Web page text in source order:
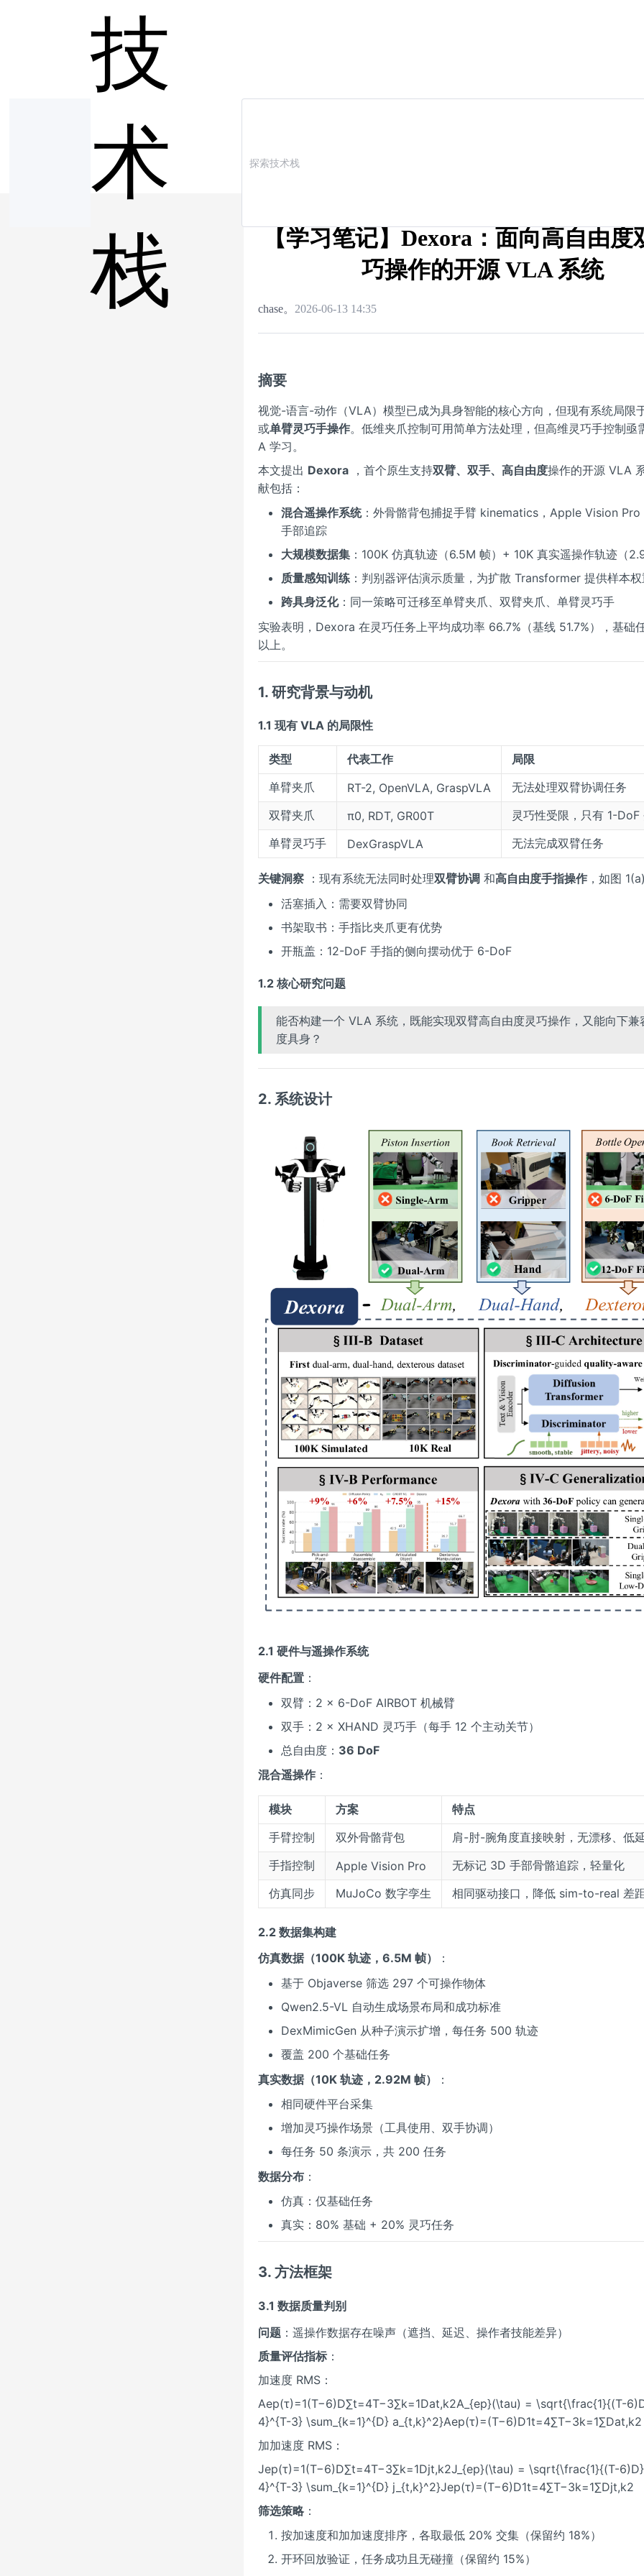
技
术
栈
【学习笔记】Dexora：面向高自由度
巧操作的开源 VLA 系统
chase。 2026-06-13 14:35
摘要
视觉-语言-动作（VLA）模型已成为具身智能的核心方向，但现有系统局限
或单臂灵巧手操作。低维夹爪控制可用简单方法处理，但高维灵巧手控制亟
A 学习。
本文提出 Dexora ，首个原生支持双臂、双手、高自由度操作的开源 VLA
献包括：
混合遥操作系统：外骨骼背包捕捉手臂 kinematics，Apple Vision Pro
手部追踪
大规模数据集 ：100K 仿真轨迹（6.5M 帧）+ 10K 真实遥操作轨迹（
质量感知训练 ：判别器评估演示质量，为扩散 Transformer 提供样本
跨具身泛化：同一策略可迁移至单臂夹爪、双臂夹爪、单臂灵巧手
实验表明，Dexora 在灵巧任务上平均成功率 66.7%（基线 51.7%），基础
以上。
1. 研究背景与动机
1.1 现有 VLA 的局限性
类型 代表工作
局限
单臂夹爪
RT-2, OpenVLA, GraspVLA
无法处理双臂协调任务
双臂夹爪
π0, RDT, GR00T
灵巧性受限，只有 1-DoF
单臂灵巧手
DexGraspVLA 无法完成双臂任务
关键洞察 ：现有系统无法同时处理双臂协调 和高自由度手指操作 ，如图
活塞插入：需要双臂协同
书架取书：手指比夹爪更有优势
开瓶盖：12-DoF 手指的侧向摆动优于 6-DoF
1.2 核心研究问题
能否构建一个 VLA 系统，既能实现双臂高自由度灵巧操作，又能向下兼
度具身？
2. 系统设计
2.1 硬件与遥操作系统
硬件配置 ：
双臂：2 × 6-DoF AIRBOT 机械臂
双手：2 × XHAND 灵巧手（每手 12 个主动关节）
总自由度： 36 DoF
混合遥操作 ：
模块 方案
特点
手臂控制
双外骨骼背包
肩-肘-腕角度直接映射，无漂移、低
手指控制
Apple Vision Pro
无标记 3D 手部骨骼追踪，轻量化
仿真同步
MuJoCo 数字孪生 相同驱动接口，降低 sim-to-real 差
2.2 数据集构建
仿真数据（100K 轨迹，6.5M 帧）
：
基于 Objaverse 筛选 297 个可操作物体
Qwen2.5-VL 自动生成场景布局和成功标准
DexMimicGen 从种子演示扩增，每任务 500 轨迹
覆盖 200 个基础任务
真实数据（10K 轨迹，2.92M 帧）
：
相同硬件平台采集
增加灵巧操作场景（工具使用、双手协调）
每任务 50 条演示，共 200 任务
数据分布 ：
仿真：仅基础任务
真实：80% 基础 + 20% 灵巧任务
3. 方法框架
3.1 数据质量判别
问题 ：遥操作数据存在噪声（遮挡、延迟、操作者技能差异）
质量评估指标 ：
加速度 RMS：
Aep(τ)=1(T−6)D∑t=4T−3∑k=1Dat,k2A_{ep}(\tau) = \sqrt{\frac{1}{(T-
4}^{T-3} \sum_{k=1}^{D} a_{t,k}^2}Aep(τ)=(T−6)D1t=4∑T−3k=1∑Dat,k2
加加速度 RMS：
Jep(τ)=1(T−6)D∑t=4T−3∑k=1Djt,k2J_{ep}(\tau) = \sqrt{\frac{1}{(T-
4}^{T-3} \sum_{k=1}^{D} j_{t,k}^2}Jep(τ)=(T−6)D1t=4∑T−3k=1∑Djt,k2
筛选策略 ：
按加速度和加加速度排序，各取最低 20% 交集（保留约 18%）
开环回放验证，任务成功且无碰撞（保留约 15%）